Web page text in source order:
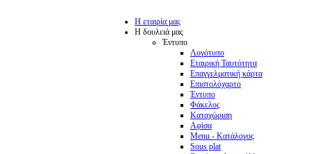
Η εταιρία μας
Η δουλειά μας
Έντυπο
Λογότυπο
Εταιρική Ταυτότητα
Επαγγελματική κάρτα
Επιστολόχαρτο
Έντυπο
Φάκελος
Καταχώριση
Αφίσα
Menu - Κατάλογος
Sous plat